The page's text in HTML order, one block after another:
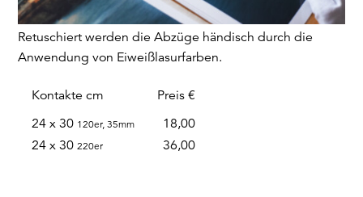
Retuschiert werden die Abzüge händisch durch die
Anwendung von Eiweißlasurfarben.
Kontakte cm
Preis €
24 x 30 120er, 35mm
18,00
24 x 30220er 36,00